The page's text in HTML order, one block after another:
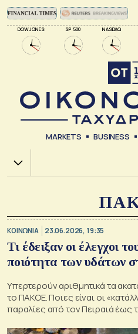
DOW JONES SP 500 NASDAQ
MARKETS BUSINESS
Χ.Α.
ΚΟΙΝΩΝΙΑ 23.06.2026, 19:35
Τι έδειξαν οι έλεγχοι
ποιότητα των υδάτων
Yπερτερούν αριθμητικά τα
το ΠΑΚΟΕ. Ποιες είναι οι
παραλίες από τον Πειραιά έως